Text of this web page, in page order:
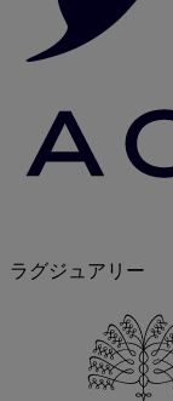
ラグジュアリー